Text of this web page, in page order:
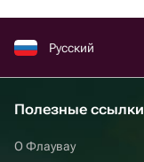
Русский
Полезные ссылки
О Флаувау